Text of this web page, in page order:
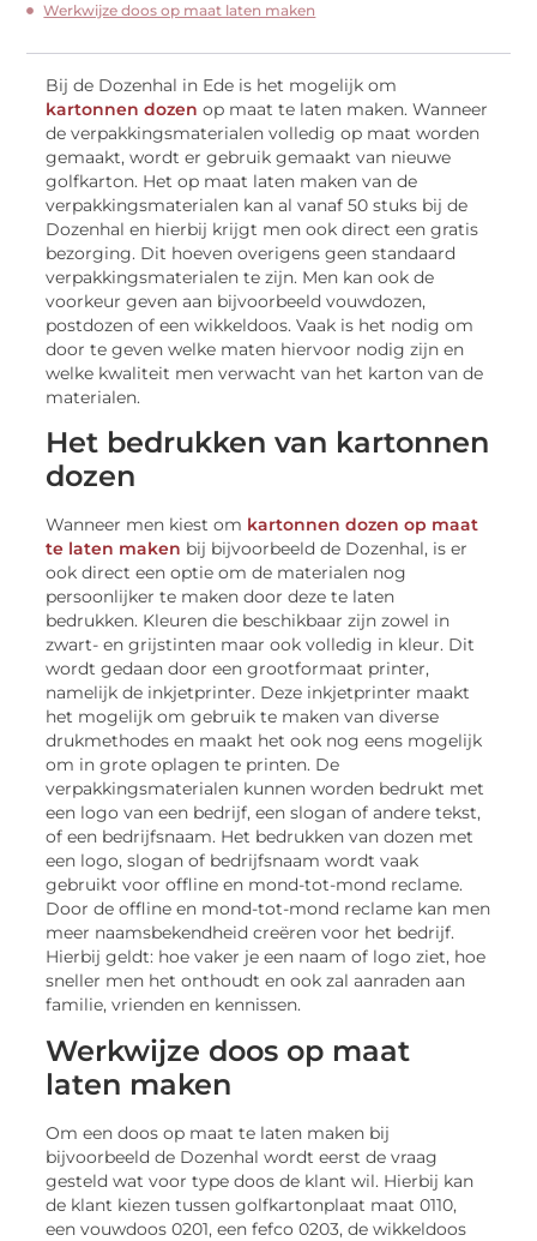
Werkwijze doos op maat laten maken
Bij de Dozenhal in Ede is het mogelijk om
kartonnen dozen op maat te laten maken. Wanneer
de verpakkingsmaterialen volledig op maat worden
gemaakt, wordt er gebruik gemaakt van nieuwe
golfkarton. Het op maat laten maken van de
verpakkingsmaterialen kan al vanaf 50 stuks bij de
Dozenhal en hierbij krijgt men ook direct een gratis
bezorging. Dit hoeven overigens geen standaard
verpakkingsmaterialen te zijn. Men kan ook de
voorkeur geven aan bijvoorbeeld vouwdozen,
postdozen of een wikkeldoos. Vaak is het nodig om
door te geven welke maten hiervoor nodig zijn en
welke kwaliteit men verwacht van het karton van de
materialen.
Het bedrukken van kartonnen
dozen
Wanneer men kiest om kartonnen dozen op maat
te laten maken bij bijvoorbeeld de Dozenhal, is er
ook direct een optie om de materialen nog
persoonlijker te maken door deze te laten
bedrukken. Kleuren die beschikbaar zijn zowel in
zwart- en grijstinten maar ook volledig in kleur. Dit
wordt gedaan door een grootformaat printer,
namelijk de inkjetprinter. Deze inkjetprinter maakt
het mogelijk om gebruik te maken van diverse
drukmethodes en maakt het ook nog eens mogelijk
om in grote oplagen te printen. De
verpakkingsmaterialen kunnen worden bedrukt met
een logo van een bedrijf, een slogan of andere tekst,
of een bedrijfsnaam. Het bedrukken van dozen met
een logo, slogan of bedrijfsnaam wordt vaak
gebruikt voor offline en mond-tot-mond reclame.
Door de offline en mond-tot-mond reclame kan men
meer naamsbekendheid creëren voor het bedrijf.
Hierbij geldt: hoe vaker je een naam of logo ziet, hoe
sneller men het onthoudt en ook zal aanraden aan
familie, vrienden en kennissen.
Werkwijze doos op maat
laten maken
Om een doos op maat te laten maken bij
bijvoorbeeld de Dozenhal wordt eerst de vraag
gesteld wat voor type doos de klant wil. Hierbij kan
de klant kiezen tussen golfkartonplaat maat 0110,
een vouwdoos 0201, een fefco 0203, de wikkeldoos